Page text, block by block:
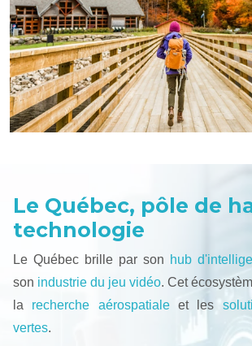
Le Québec, pôle de
technologie
Le Québec brille par son hub
son industrie du jeu vidéo. Cet
la recherche aérospatialeet les
vertes.